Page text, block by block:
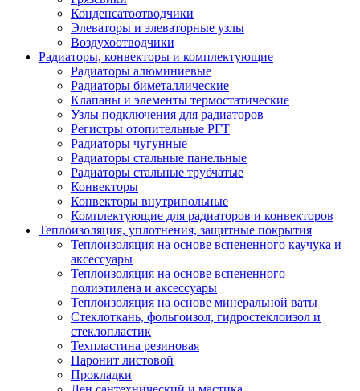
Конденсатоотводчики
Элеваторы и элеваторные узлы
Воздухоотводчики
Радиаторы, конвекторы и комплектующие
Радиаторы алюминиевые
Радиаторы биметаллические
Клапаны и элементы термостатические
Узлы подключения для радиаторов
Регистры отопительные РГТ
Радиаторы чугунные
Радиаторы стальные панельные
Радиаторы стальные трубчатые
Конвекторы
Конвекторы внутрипольные
Комплектующие для радиаторов и конвекторов
Теплоизоляция, уплотнения, защитные покрытия
Теплоизоляция на основе вспененного каучука и
аксессуары
Теплоизоляция на основе вспененного
полиэтилена и аксессуары
Теплоизоляция на основе минеральной ваты
Стеклоткань, фольгоизол, гидростеклоизол и
стеклопластик
Техпластина резиновая
Паронит листовой
Прокладки